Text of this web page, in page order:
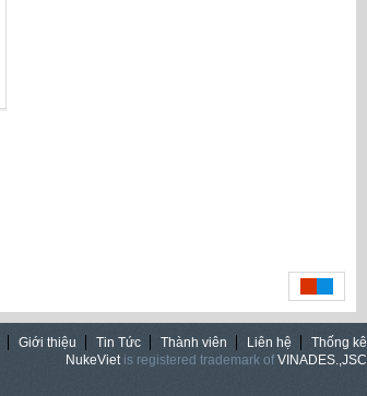
Giới thiệu Tin Tức Thành viên Liên hệ
Thống kê
NukeVietis registered trademark of VINADES.,JSC